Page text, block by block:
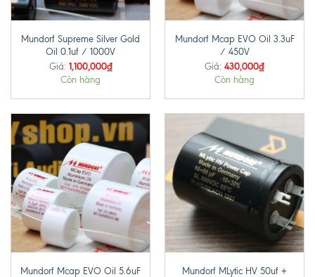
Mundorf Supreme Silver Gold
Oil 0.1uf / 1000V
Giá: 1,100,000₫
Còn hàng
Mundorf Mcap EVO Oil 3.3uF
/ 450V
Giá: 430,000₫
Còn hàng
Mundorf Mcap EVO Oil 5.6uF
Mundorf MLytic HV 50uf +